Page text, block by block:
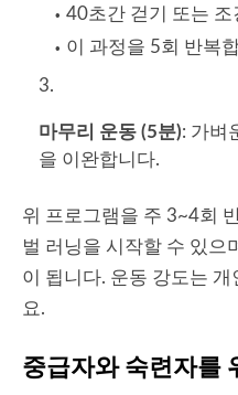
40초간 걷기 또는 조
이 과정을 5회 반복
마무리 운동 (5분): 가벼
을 이완합니다.
위 프로그램을 주 3~4회
벌 러닝을 시작할 수 있으
이 됩니다. 운동 강도는 개
요.
중급자와 숙련자를